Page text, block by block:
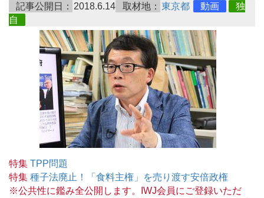
記事公開日： 2018.6.14 取材地： 東京都 動画
独
自
特集 TPP問題
特集 種子法廃止！「食料主権」を売り渡す安倍政権
※公共性に鑑み全公開します。IWJ会員にご登録いただ